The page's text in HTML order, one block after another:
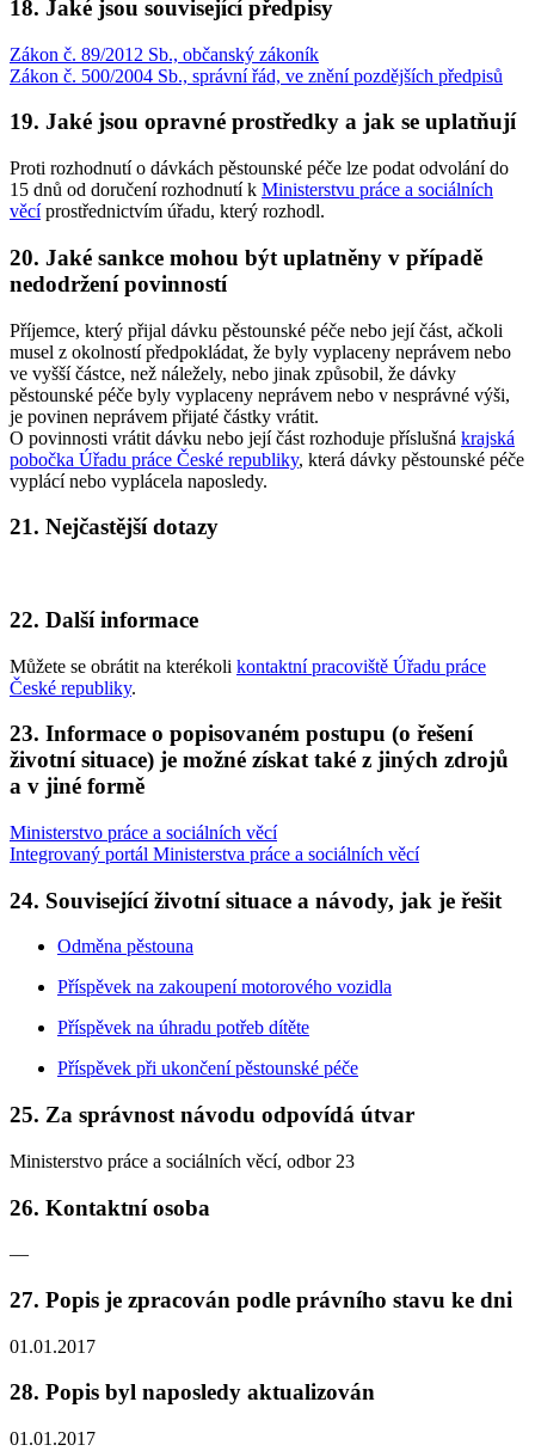
18. Jaké jsou související předpisy
Zákon č. 89/2012 Sb., občanský zákoník
Zákon č. 500/2004 Sb., správní řád, ve znění pozdějších předpisů
19. Jaké jsou opravné prostředky a jak se uplatňují
Proti rozhodnutí o dávkách pěstounské péče lze podat odvolání do
15 dnů od doručení rozhodnutí k Ministerstvu práce a sociálních
věcíprostřednictvím úřadu, který rozhodl.
20. Jaké sankce mohou být uplatněny v případě
nedodržení povinností
Příjemce, který přijal dávku pěstounské péče nebo její část, ačkoli
musel z okolností předpokládat, že byly vyplaceny neprávem nebo
ve vyšší částce, než náležely, nebo jinak způsobil, že dávky
pěstounské péče byly vyplaceny neprávem nebo v nesprávné výši,
je povinen neprávem přijaté částky vrátit.
O povinnosti vrátit dávku nebo její část rozhoduje příslušná krajská
pobočka Úřadu práce České republiky, která dávky pěstounské péče
vyplácí nebo vyplácela naposledy.
21. Nejčastější dotazy
22. Další informace
Můžete se obrátit na kterékoli kontaktní pracoviště Úřadu práce
České republiky.
23. Informace o popisovaném postupu (o řešení
životní situace) je možné získat také z jiných zdrojů
a v jiné formě
Ministerstvo práce a sociálních věcí
Integrovaný portál Ministerstva práce a sociálních věcí
24. Související životní situace a návody, jak je řešit
Odměna pěstouna
Příspěvek na zakoupení motorového vozidla
Příspěvek na úhradu potřeb dítěte
Příspěvek při ukončení pěstounské péče
25. Za správnost návodu odpovídá útvar
Ministerstvo práce a sociálních věcí, odbor 23
26. Kontaktní osoba
—
27. Popis je zpracován podle právního stavu ke dni
01.01.2017
28. Popis byl naposledy aktualizován
01.01.2017